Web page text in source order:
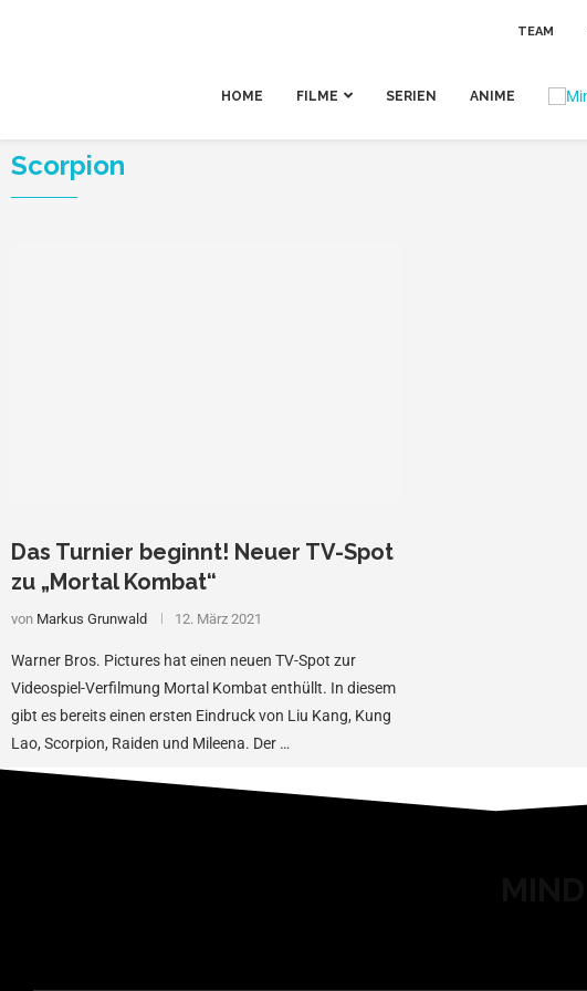
TEAM
HOME FILME SERIEN ANIME
Scorpion
Das Turnier beginnt! Neuer TV-Spot
zu „Mortal Kombat“
von Markus Grunwald 12. März 2021
Warner Bros. Pictures hat einen neuen TV-Spot zur
Videospiel-Verfilmung Mortal Kombat enthüllt. In diesem
gibt es bereits einen ersten Eindruck von Liu Kang, Kung
Lao, Scorpion, Raiden und Mileena. Der …